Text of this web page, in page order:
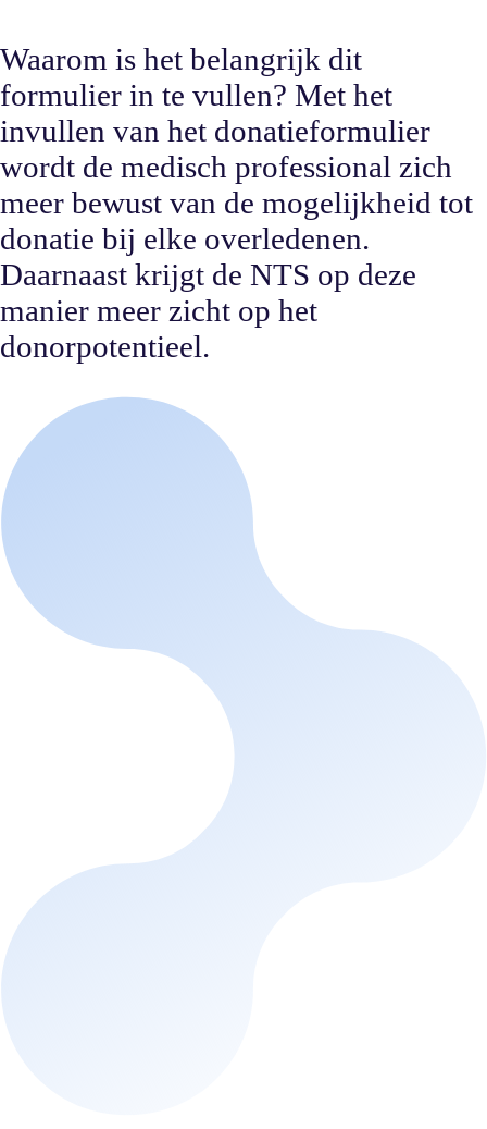
Waarom is het belangrijk dit
formulier in te vullen? Met het
invullen van het donatieformulier
wordt de medisch professional zich
meer bewust van de mogelijkheid tot
donatie bij elke overledenen.
Daarnaast krijgt de NTS op deze
manier meer zicht op het
donorpotentieel.